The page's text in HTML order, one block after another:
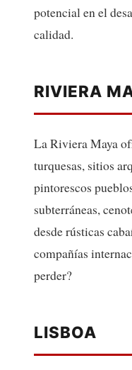
potencial en el
calidad.
RIVIERA
La Riviera Maya
turquesas, sitios
pintorescos
subterráneas,
desde rústicas
compañías
perder?
LISBOA